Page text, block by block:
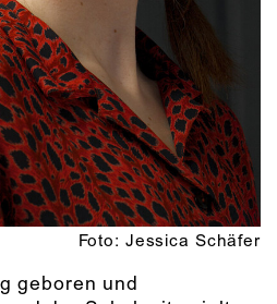
Foto: Jessica Schäfer
geboren und